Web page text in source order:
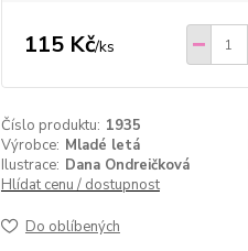
115 Kč/ks
Číslo produktu: 1935
Výrobce: Mladé letá
Ilustrace: Dana Ondreičková
Hlídat cenu / dostupnost
Do oblíbených